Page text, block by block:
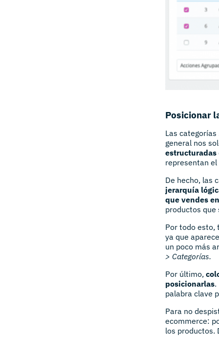
Posicionar
Las
general nos
estructuradas
representan
De hecho, las
jerarquía
que vendes
productos que
Por todo esto,
ya que
un poco más
> Categorías.
Por último,
posicionarlas.
palabra clave
Para no
ecommerce:
los productos.